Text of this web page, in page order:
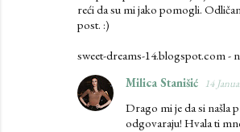
reći da su mi jako pomogli.
post. :)
sweet-dreams-14.blogspot.com -
Milica Stanišić 14
Drago mi je da si našla
odgovaraju! Hvala ti